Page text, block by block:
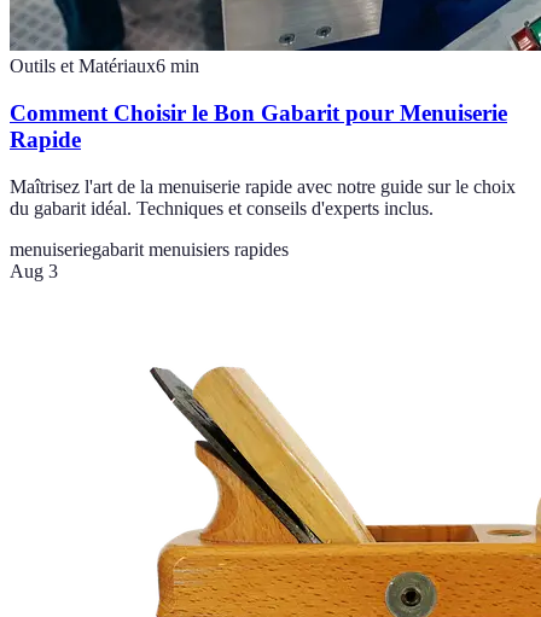
Outils et Matériaux6 min
Comment Choisir le Bon Gabarit pour Menuiserie
Rapide
Maîtrisez l'art de la menuiserie rapide avec notre guide sur le choix
du gabarit idéal. Techniques et conseils d'experts inclus.
menuiseriegabarit menuisiers rapides
Aug 3